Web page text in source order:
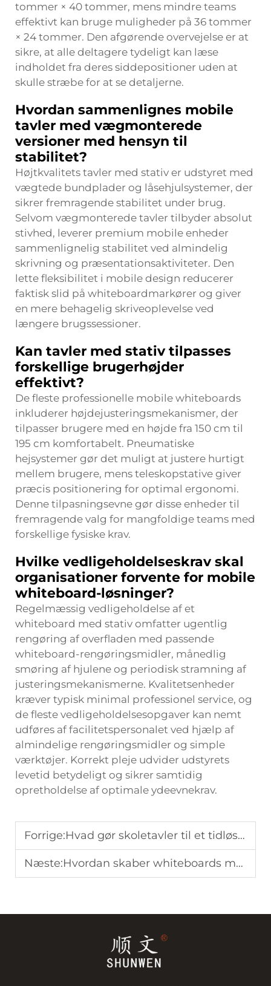
tommer × 40 tommer, mens mindre teams
effektivt kan bruge muligheder på 36 tommer
× 24 tommer. Den afgørende overvejelse er at
sikre, at alle deltagere tydeligt kan læse
indholdet fra deres siddepositioner uden at
skulle stræbe for at se detaljerne.
Hvordan sammenlignes mobile
tavler med vægmonterede
versioner med hensyn til
stabilitet?
Højtkvalitets tavler med stativ er udstyret med
vægtede bundplader og låsehjulsystemer, der
sikrer fremragende stabilitet under brug.
Selvom vægmonterede tavler tilbyder absolut
stivhed, leverer premium mobile enheder
sammenlignelig stabilitet ved almindelig
skrivning og præsentationsaktiviteter. Den
lette fleksibilitet i mobile design reducerer
faktisk slid på whiteboardmarkører og giver
en mere behagelig skriveoplevelse ved
længere brugssessioner.
Kan tavler med stativ tilpasses
forskellige brugerhøjder
effektivt?
De fleste professionelle mobile whiteboards
inkluderer højdejusteringsmekanismer, der
tilpasser brugere med en højde fra 150 cm til
195 cm komfortabelt. Pneumatiske
hejsystemer gør det muligt at justere hurtigt
mellem brugere, mens teleskopstative giver
præcis positionering for optimal ergonomi.
Denne tilpasningsevne gør disse enheder til
fremragende valg for mangfoldige teams med
forskellige fysiske krav.
Hvilke vedligeholdelseskrav skal
organisationer forvente for mobile
whiteboard-løsninger?
Regelmæssig vedligeholdelse af et
whiteboard med stativ omfatter ugentlig
rengøring af overfladen med passende
whiteboard-rengøringsmidler, månedlig
smøring af hjulene og periodisk stramning af
justeringsmekanismerne. Kvalitetsenheder
kræver typisk minimal professionel service, og
de fleste vedligeholdelsesopgaver kan nemt
udføres af facilitetspersonalet ved hjælp af
almindelige rengøringsmidler og simple
værktøjer. Korrekt pleje udvider udstyrets
levetid betydeligt og sikrer samtidig
opretholdelse af optimale ydeevnekrav.
Forrige:Hvad gør skoletavler til et tidløst undervisningsredskab
Næste:Hvordan skaber whiteboards med stativ mere fleksible arbejdsmiljøer?